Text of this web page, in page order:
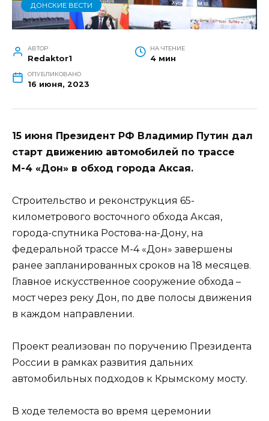
ДОНСКИЕ ВЕСТИ
АВТОР
Redaktor1
НА ЧТЕНИЕ
4 мин
ОПУБЛИКОВАНО
16 июня, 2023
15 июня Президент РФ Владимир Путин дал
старт движению автомобилей по трассе
М-4 «Дон» в обход города Аксая.
Строительство и реконструкция 65-
километрового восточного обхода Аксая,
города-спутника Ростова-на-Дону, на
федеральной трассе М-4 «Дон» завершены
ранее запланированных сроков на 18 месяцев.
Главное искусственное сооружение обхода –
мост через реку Дон, по две полосы движения
в каждом направлении.
Проект реализован по поручению Президента
России в рамках развития дальних
автомобильных подходов к Крымскому мосту.
В ходе телемоста во время церемонии